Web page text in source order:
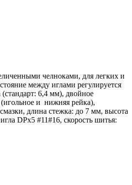
челноками, для легких и
между иглами регулируется
6,4 мм), двойное
и нижняя рейка),
длина стежка: до 7 мм, высота
DPx5 #11#16, скорость шитья: